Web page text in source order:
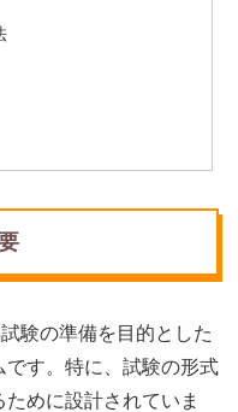
験の準備を目的とした
す。特に、試験の形式
めに設計されていま